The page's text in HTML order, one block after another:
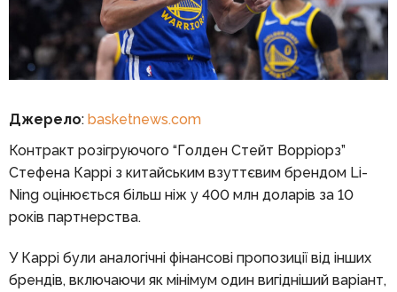
Джерело: basketnews.com
Контракт розігруючого “Голден Стейт Ворріорз”
Стефена Каррі з китайським взуттєвим брендом Li-
Ning оцінюється більш ніж у 400 млн доларів за 10
років партнерства.
У Каррі були аналогічні фінансові пропозиції від інших
брендів, включаючи як мінімум один вигідніший варіант,